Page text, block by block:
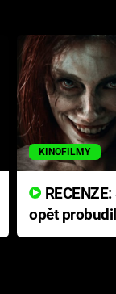
KINOFILMY
opět
přichází s